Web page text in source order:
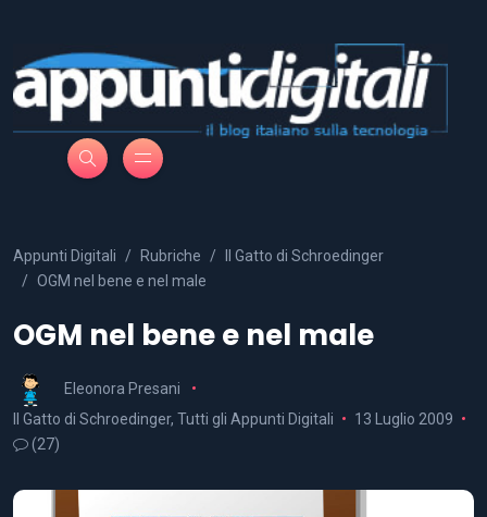
Appunti Digitali Rubriche
Il Gatto di Schroedinger
OGM nel bene e nel male
OGM nel bene e nel male
Eleonora Presani
Il Gatto di Schroedinger, Tutti gli Appunti Digitali
13 Luglio 2009
(27)